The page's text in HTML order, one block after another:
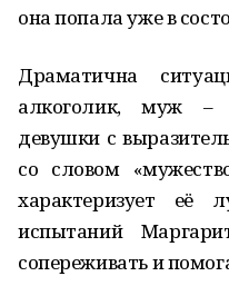
она попала уже в
Драматична
алкоголик, муж –
девушки с
со словом
характеризует её
испытаний
сопереживать и